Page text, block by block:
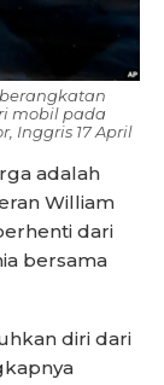
mobil pada
Inggris 17 April
adalah
William
dari
bersama
diri dari